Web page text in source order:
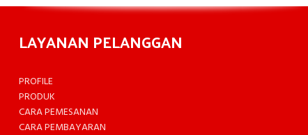
LAYANAN PELANGGAN
PROFILE
PRODUK
CARA PEMESANAN
CARA PEMBAYARAN